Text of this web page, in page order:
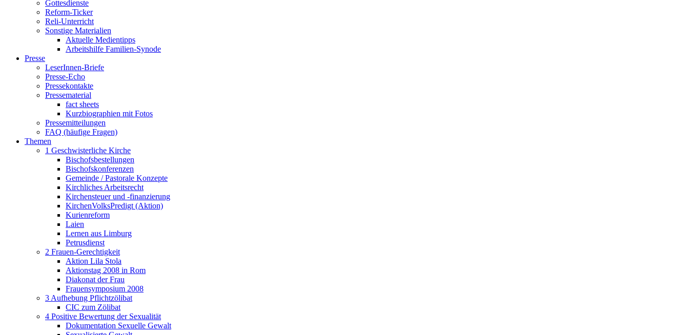
Gottesdienste
Reform-Ticker
Reli-Unterricht
Sonstige Materialien
Aktuelle Medientipps
Arbeitshilfe Familien-Synode
Presse
LeserInnen-Briefe
Presse-Echo
Pressekontakte
Pressematerial
fact sheets
Kurzbiographien mit Fotos
Pressemitteilungen
FAQ (häufige Fragen)
Themen
1 Geschwisterliche Kirche
Bischofsbestellungen
Bischofskonferenzen
Gemeinde / Pastorale Konzepte
Kirchliches Arbeitsrecht
Kirchensteuer und -finanzierung
KirchenVolksPredigt (Aktion)
Kurienreform
Laien
Lernen aus Limburg
Petrusdienst
2 Frauen-Gerechtigkeit
Aktion Lila Stola
Aktionstag 2008 in Rom
Diakonat der Frau
Frauensymposium 2008
3 Aufhebung Pflichtzölibat
CIC zum Zölibat
4 Positive Bewertung der Sexualität
Dokumentation Sexuelle Gewalt